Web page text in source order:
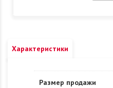
Характеристики
Размер продажи